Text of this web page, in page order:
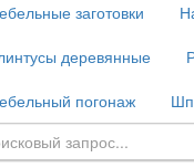
заготовки
деревянные
погонаж